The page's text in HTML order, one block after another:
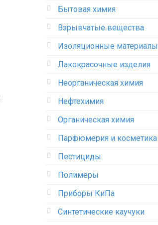
Бытовая химия
Взрывчатые вещества
Изоляционные материалы
Лакокрасочные изделия
Неорганическая химия
Нефтехимия
Органическая химия
Парфюмерия и косметика
Пестициды
Полимеры
Приборы КиПа
Синтетические каучуки